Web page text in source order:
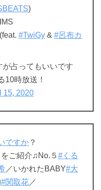
)
#TwiGy & #呂布カ
占ってもいいです
10時放送！
15, 2020
ですか ？
ご紹介♫No.５ #くる
／いかれたBABY#大
#関取花 ／